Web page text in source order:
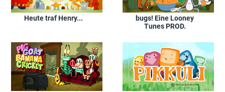
Heute traf Henry...
bugs! Eine Looney
Tunes PROD.